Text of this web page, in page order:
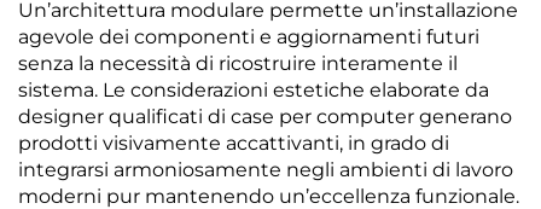
Un’architettura modulare permette un’installazione
agevole dei componenti e aggiornamenti futuri
senza la necessità di ricostruire interamente il
sistema. Le considerazioni estetiche elaborate da
designer qualificati di case per computer generano
prodotti visivamente accattivanti, in grado di
integrarsi armoniosamente negli ambienti di lavoro
moderni pur mantenendo un’eccellenza funzionale.